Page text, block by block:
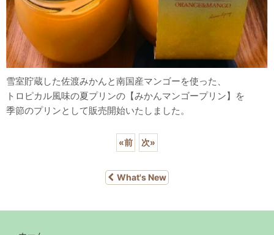
雪室貯蔵した佐渡みかんと南国産マンゴーを使った、
トロピカル風味の夏プリンの【みかんマンゴープリン】を
季節のプリンとして販売開始いたしました。
«前 次»
What's New